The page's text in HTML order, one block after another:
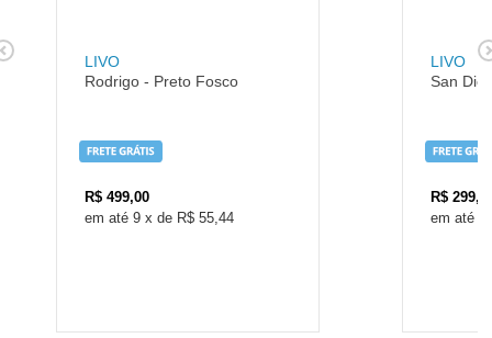
LIVO
Rodrigo - Preto Fosco
R$ 499,00
9 x de R$ 55,44
LIVO
San
R$